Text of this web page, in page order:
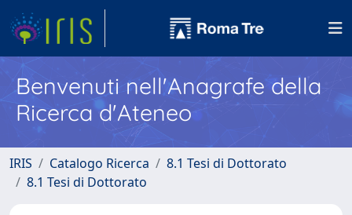
Benvenuti nell'Anagrafe della
Ricerca d'Ateneo
IRIS Catalogo Ricerca
8.1 Tesi di Dottorato
8.1 Tesi di Dottorato